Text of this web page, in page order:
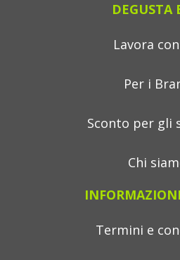
DEGUSTA
Lavora
Per i
Sconto per gli
Chi
Termini e